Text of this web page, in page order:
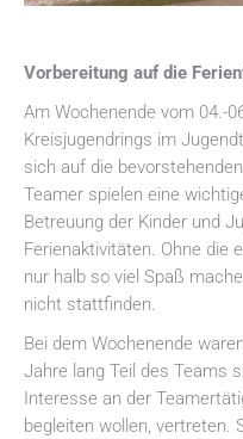
Vorbereitung auf die
Am Wochenende vom 04.-
Kreisjugendrings im
sich auf die
Teamer spielen eine
Betreuung der Kinder und
Ferienaktivitäten. Ohne die
nur halb so viel Spaß
nicht stattfinden.
Bei dem Wochenende
Jahre lang Teil des Teams
Interesse an der
begleiten wollen, vertreten.